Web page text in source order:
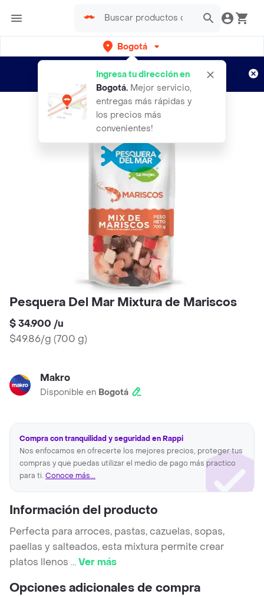
Bogotá
Ingresa tu dirección en
Bogotá. Mejor servicio,
entregas más rápidas y
los precios más
convenientes!
envíos gratis por semanas
Aplican TyC
Pesquera Del Mar Mixtura de Mariscos
$ 34.900 /u
$49.86/g (700 g)
Makro
Disponible en Bogotá
Compra con tranquilidad y seguridad en Rappi
Nos enfocamos en ofrecerte los mejores precios, proteger tus
compras y que puedas utilizar el medio de pago más practico
para ti. Conoce más...
Información del producto
Perfecta para arroces, pastas, cazuelas, sopas,
paellas y salteados, esta mixtura permite crear
platos llenos ...Ver más
Opciones adicionales de compra